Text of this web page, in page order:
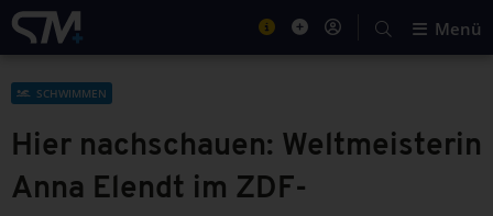
Menü
SCHWIMMEN
Hier nachschauen: Weltmeisterin
Anna Elendt im ZDF-